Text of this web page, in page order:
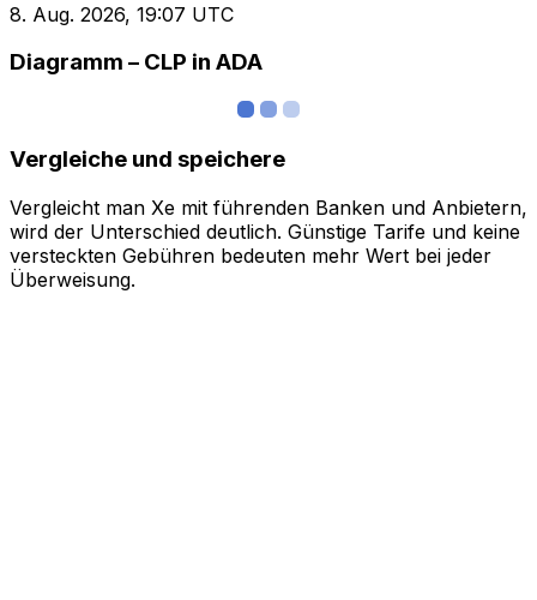
8. Aug. 2026, 19:07 UTC
Diagramm – CLP in ADA
Vergleiche und speichere
Vergleicht man Xe mit führenden Banken und Anbietern,
wird der Unterschied deutlich. Günstige Tarife und keine
versteckten Gebühren bedeuten mehr Wert bei jeder
Überweisung.